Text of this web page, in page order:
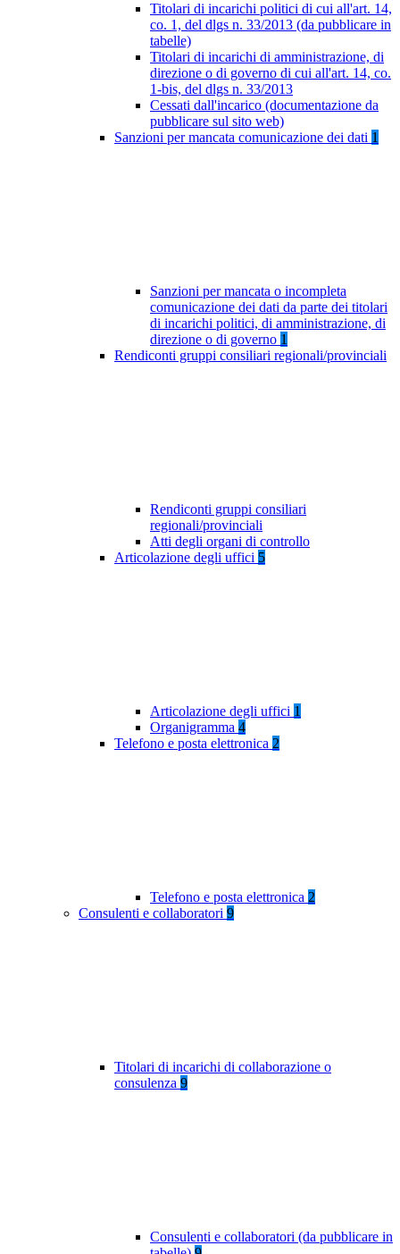
Titolari di incarichi politici di cui all'art. 14,
co. 1, del dlgs n. 33/2013 (da pubblicare in
tabelle)
Titolari di incarichi di amministrazione, di
direzione o di governo di cui all'art. 14, co.
1-bis, del dlgs n. 33/2013
Cessati dall'incarico (documentazione da
pubblicare sul sito web)
Sanzioni per mancata comunicazione dei dati 1
Sanzioni per mancata o incompleta
comunicazione dei dati da parte dei titolari
di incarichi politici, di amministrazione, di
direzione o di governo 1
Rendiconti gruppi consiliari regionali/provinciali
Rendiconti gruppi consiliari
regionali/provinciali
Atti degli organi di controllo
Articolazione degli uffici 5
Articolazione degli uffici 1
Organigramma 4
Telefono e posta elettronica 2
Telefono e posta elettronica 2
Consulenti e collaboratori 9
Titolari di incarichi di collaborazione o
consulenza 9
Consulenti e collaboratori (da pubblicare in